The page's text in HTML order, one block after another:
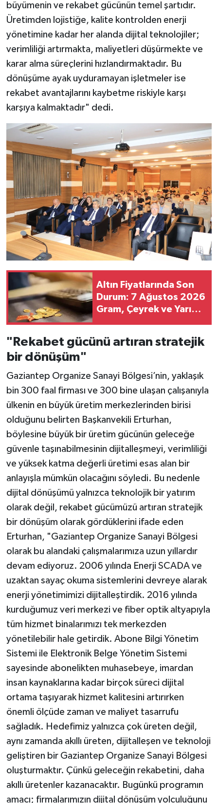
büyümenin ve rekabet gücünün temel şartıdır.
Üretimden lojistiğe, kalite kontrolden enerji
yönetimine kadar her alanda dijital teknolojiler;
verimliliği artırmakta, maliyetleri düşürmekte ve
karar alma süreçlerini hızlandırmaktadır. Bu
dönüşüme ayak uyduramayan işletmeler ise
rekabet avantajlarını kaybetme riskiyle karşı
karşıya kalmaktadır" dedi.
Altın Fiyatlarında Son
Durum: 7 Ağustos 2026
Gram, Çeyrek ve Yarım
"Rekabet gücünü artıran stratejik
bir dönüşüm"
Gaziantep Organize Sanayi Bölgesi’nin, yaklaşık
bin 300 faal firması ve 300 bine ulaşan çalışanıyla
ülkenin en büyük üretim merkezlerinden birisi
olduğunu belirten Başkanvekili Erturhan,
böylesine büyük bir üretim gücünün geleceğe
güvenle taşınabilmesinin dijitalleşmeyi, verimliliği
ve yüksek katma değerli üretimi esas alan bir
anlayışla mümkün olacağını söyledi. Bu nedenle
dijital dönüşümü yalnızca teknolojik bir yatırım
olarak değil, rekabet gücümüzü artıran stratejik
bir dönüşüm olarak gördüklerini ifade eden
Erturhan, "Gaziantep Organize Sanayi Bölgesi
olarak bu alandaki çalışmalarımıza uzun yıllardır
devam ediyoruz. 2006 yılında Enerji SCADA ve
uzaktan sayaç okuma sistemlerini devreye alarak
enerji yönetimimizi dijitalleştirdik. 2016 yılında
kurduğumuz veri merkezi ve fiber optik altyapıyla
tüm hizmet binalarımızı tek merkezden
yönetilebilir hale getirdik. Abone Bilgi Yönetim
Sistemi ile Elektronik Belge Yönetim Sistemi
sayesinde abonelikten muhasebeye, imardan
insan kaynaklarına kadar birçok süreci dijital
ortama taşıyarak hizmet kalitesini artırırken
önemli ölçüde zaman ve maliyet tasarrufu
sağladık. Hedefimiz yalnızca çok üreten değil,
aynı zamanda akıllı üreten, dijitalleşen ve teknoloji
geliştiren bir Gaziantep Organize Sanayi Bölgesi
oluşturmaktır. Çünkü geleceğin rekabetini, daha
akıllı üretenler kazanacaktır. Bugünkü programın
amacı; firmalarımızın dijital dönüşüm yolculuğunu